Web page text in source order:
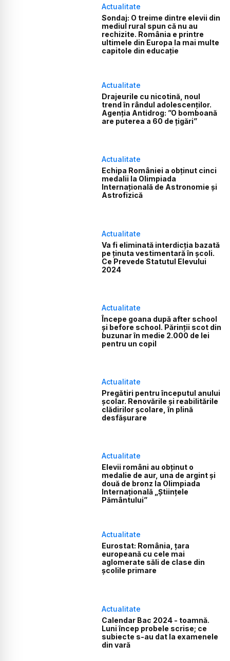
Actualitate
Sondaj: O treime dintre elevii din
mediul rural spun că nu au
rechizite. România e printre
ultimele din Europa la mai multe
capitole din educație
Actualitate
Drajeurile cu nicotină, noul
trend în rândul adolescenților.
Agenția Antidrog: ”O bomboană
are puterea a 60 de țigări”
Actualitate
Echipa României a obţinut cinci
medalii la Olimpiada
Internaţională de Astronomie şi
Astrofizică
Actualitate
Va fi eliminată interdicția bazată
pe ținuta vestimentară în școli.
Ce Prevede Statutul Elevului
2024
Actualitate
Începe goana după after school
și before school. Părinții scot din
buzunar în medie 2.000 de lei
pentru un copil
Actualitate
Pregătiri pentru începutul anului
școlar. Renovările și reabilitările
clădirilor școlare, în plină
desfășurare
Actualitate
Elevii români au obținut o
medalie de aur, una de argint și
două de bronz la Olimpiada
Internațională „Științele
Pământului”
Actualitate
Eurostat: România, țara
europeană cu cele mai
aglomerate săli de clase din
școlile primare
Actualitate
Calendar Bac 2024 - toamnă.
Luni încep probele scrise; ce
subiecte s-au dat la examenele
din vară